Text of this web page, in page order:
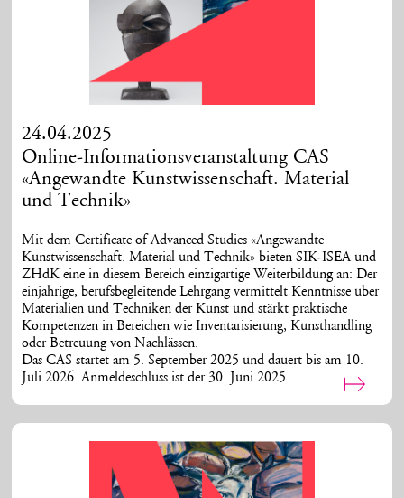
24.04.2025
Online-Informationsveranstaltung CAS
«Angewandte Kunstwissenschaft. Material
und Technik»
Mit dem Certificate of Advanced Studies «Angewandte
Kunstwissenschaft. Material und Technik» bieten SIK-ISEA und
ZHdK eine in diesem Bereich einzigartige Weiterbildung an: Der
einjährige, berufsbegleitende Lehrgang vermittelt Kenntnisse über
Materialien und Techniken der Kunst und stärkt praktische
Kompetenzen in Bereichen wie Inventarisierung, Kunsthandling
oder Betreuung von Nachlässen.
Das CAS startet am 5. September 2025 und dauert bis am 10.
Juli 2026.Anmeldeschluss ist der 30. Juni 2025.